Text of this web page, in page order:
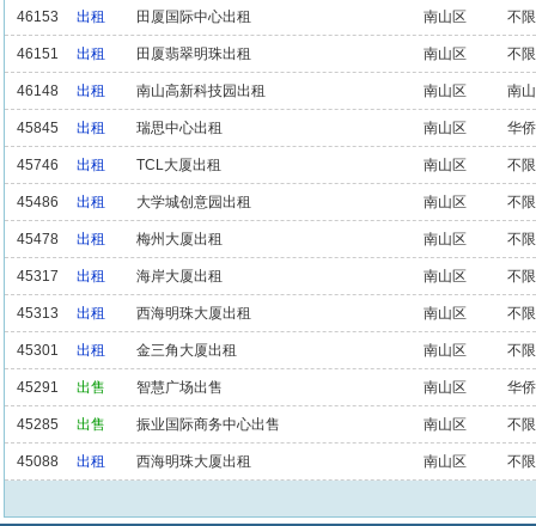
46153 出租 田厦国际中心出租 南山区 不限
46151 出租 田厦翡翠明珠出租 南山区 不限
46148 出租 南山高新科技园出租 南山区 南山
45845 出租 瑞思中心出租 南山区 华
45746 出租 TCL大厦出租 南山区 不限
45486 出租 大学城创意园出租 南山区 不限
45478 出租 梅州大厦出租 南山区 不限
45317 出租 海岸大厦出租 南山区 不限
45313 出租 西海明珠大厦出租 南山区 不限
45301 出租 金三角大厦出租 南山区 不限
45291 出售 智慧广场出售 南山区 华
45285 出售 振业国际商务中心出售 南山区 不限
45088 出租 西海明珠大厦出租 南山区 不限